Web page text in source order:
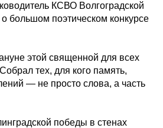
КСВО Волгоградской
о большом поэтическом конкурсе
этой священной для всех
тех, для кого память,
— не просто слова, а часть
победы в стенах